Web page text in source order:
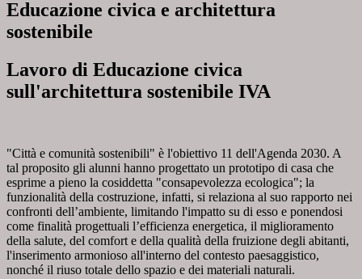
Educazione civica e architettura
sostenibile
Lavoro di Educazione civica
sull'architettura sostenibile IVA
"Città e comunità sostenibili" è l'obiettivo 11 dell'Agenda 2030. A
tal proposito gli alunni hanno progettato un prototipo di casa che
esprime a pieno la cosiddetta "consapevolezza ecologica"; la
funzionalità della costruzione, infatti, si relaziona al suo rapporto nei
confronti dell’ambiente, limitando l'impatto su di esso e ponendosi
come finalità progettuali l’efficienza energetica, il miglioramento
della salute, del comfort e della qualità della fruizione degli abitanti,
l'inserimento armonioso all'interno del contesto paesaggistico,
nonché il riuso totale dello spazio e dei materiali naturali.